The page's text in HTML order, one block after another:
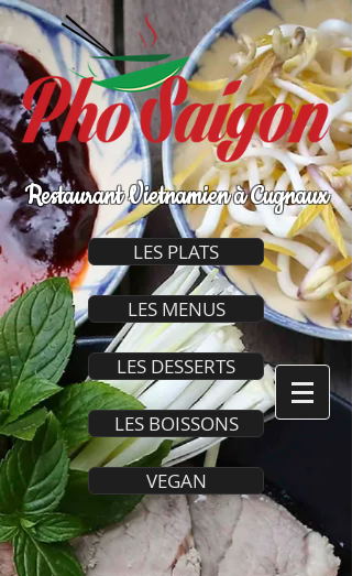
Restaurant Vietnamien à Cugnaux
LES PLATS
LES MENUS
LES DESSERTS
LES BOISSONS
VEGAN